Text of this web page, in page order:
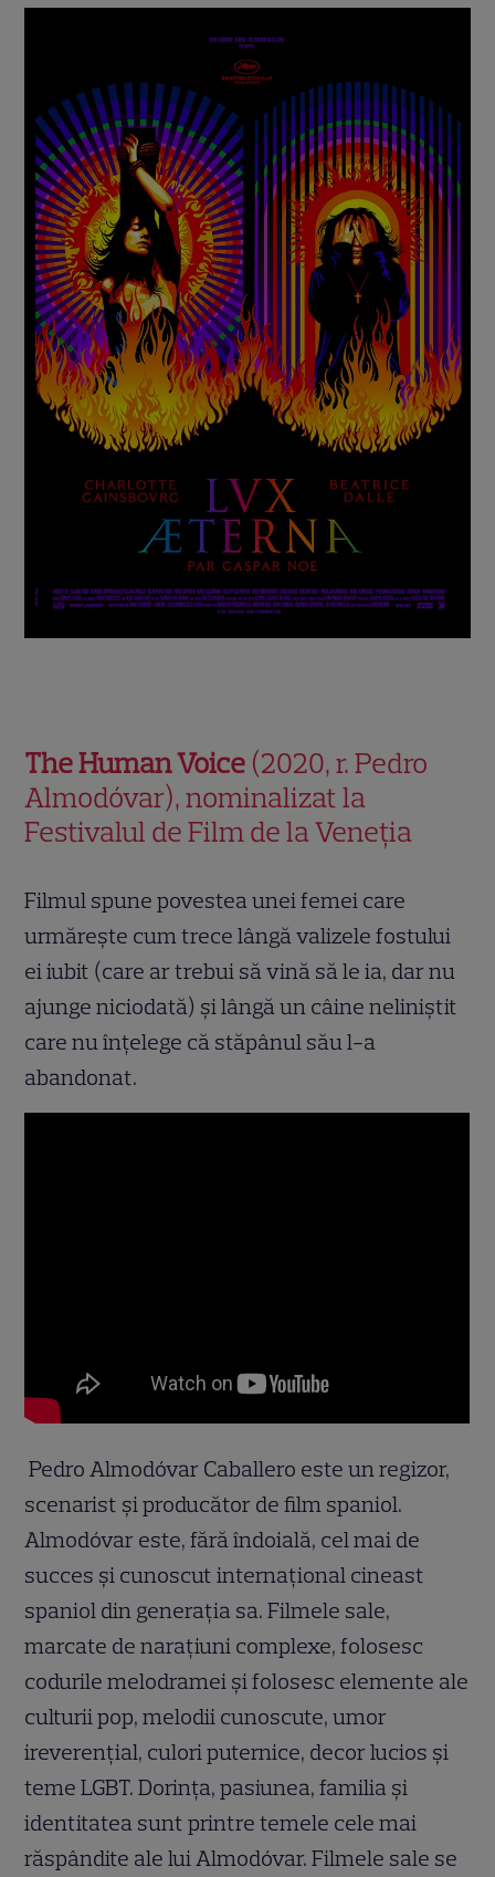
The Human Voice (2020, r. Pedro
Almodóvar), nominalizat la
Festivalul de Film de la Veneția
Filmul spune povestea unei femei care
urmărește cum trece lângă valizele fostului
ei iubit (care ar trebui să vină să le ia, dar nu
ajunge niciodată) și lângă un câine neliniștit
care nu înțelege că stăpânul său l-a
abandonat.
Pedro Almodóvar Caballero este un regizor,
scenarist și producător de film spaniol.
Almodóvar este, fără îndoială, cel mai de
succes și cunoscut internațional cineast
spaniol din generația sa. Filmele sale,
marcate de narațiuni complexe, folosesc
codurile melodramei și folosesc elemente ale
culturii pop, melodii cunoscute, umor
ireverențial, culori puternice, decor lucios și
teme LGBT. Dorința, pasiunea, familia și
identitatea sunt printre temele cele mai
răspândite ale lui Almodóvar. Filmele sale se